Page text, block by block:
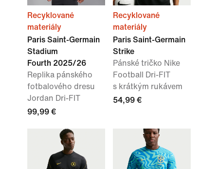
Recyklované
materiály
Paris Saint-Germain
Stadium
Fourth 2025/26
Replika pánského
fotbalového dresu
Jordan Dri-FIT
99,99 €
Recyklované
materiály
Paris Saint-Germain
Strike
Pánské tričko Nike
Football Dri-FIT
s krátkým rukávem
54,99 €